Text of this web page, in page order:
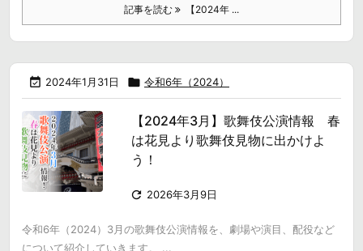
記事を読む 【2024年 ...
 2024年1月31日  令和6年（2024）
【2024年3月】歌舞伎公演情報 春
は花見より歌舞伎見物に出かけよ
う！
 2026年3月9日
令和6年（2024）3月の歌舞伎公演情報を、劇場や演目、配役など
について紹介していきます。 ...